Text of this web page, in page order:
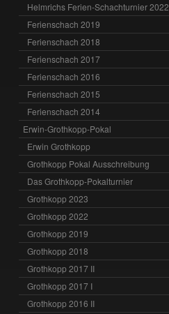
Helmrichs Ferien-Schachturnier 2022
Ferienschach 2019
Ferienschach 2018
Ferienschach 2017
Ferienschach 2016
Ferienschach 2015
Ferienschach 2014
Erwin-Grothkopp-Pokal
Erwin Grothkopp
Grothkopp Pokal Ausschreibung
Das Grothkopp-Pokalturnier
Grothkopp 2023
Grothkopp 2022
Grothkopp 2019
Grothkopp 2018
Grothkopp 2017 II
Grothkopp 2017 I
Grothkopp 2016 II